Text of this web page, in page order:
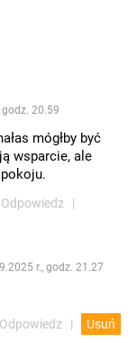
20.59
mógłby być
wsparcie, ale
Odpowiedz
r., godz. 21.27
Odpowiedz Usuń